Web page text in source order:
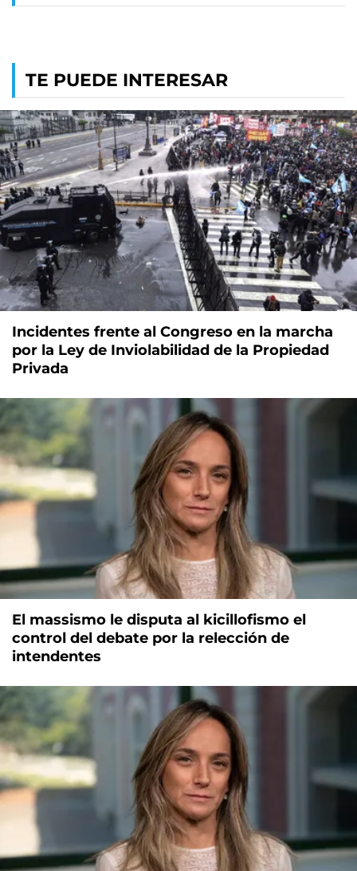
TE PUEDE INTERESAR
Incidentes frente al Congreso en la marcha
por la Ley de Inviolabilidad de la Propiedad
Privada
El massismo le disputa al kicillofismo el
control del debate por la relección de
intendentes